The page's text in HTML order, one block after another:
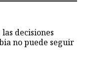
decisiones
no puede seguir